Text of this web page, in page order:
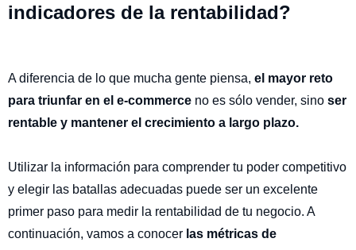
indicadores de la rentabilidad?
A diferencia de lo que mucha gente piensa, el mayor reto
para triunfar en el e-commerce no es sólo vender, sino ser
rentable y mantener el crecimiento a largo plazo.
Utilizar la información para comprender tu poder competitivo
y elegir las batallas adecuadas puede ser un excelente
primer paso para medir la rentabilidad de tu negocio. A
continuación, vamos a conocer las métricas de